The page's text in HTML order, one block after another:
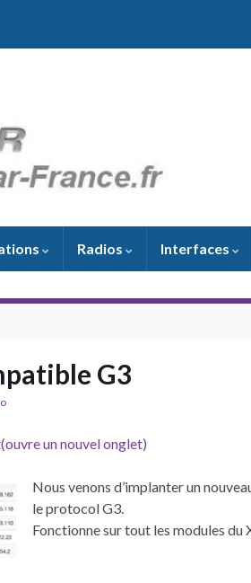
Radios Interfaces
G3
un nouvel onglet)
Nous venons d’implanter un
le protocol G3.
Fonctionne sur tout les modules du